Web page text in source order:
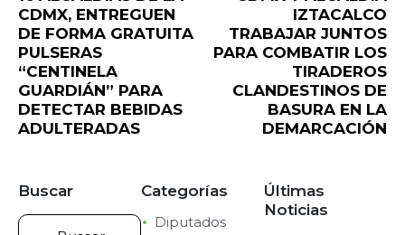
CDMX, ENTREGUEN
DE FORMA GRATUITA
PULSERAS
“CENTINELA
GUARDIÁN” PARA
DETECTAR BEBIDAS
ADULTERADAS
IZTACALCO
TRABAJAR JUNTOS
PARA COMBATIR LOS
TIRADEROS
CLANDESTINOS DE
BASURA EN LA
DEMARCACIÓN
Buscar Categorías
Diputados
Últimas
Noticias